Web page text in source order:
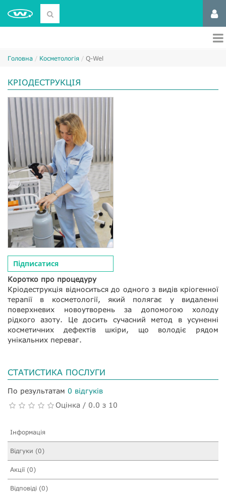
Головна Косметологія Q-Wel
КРІОДЕСТРУКЦІЯ
Підписатися
Коротко про процедуру
Кріодеструкція відноситься до одного з видів кріогенної
терапії в косметології, який полягає у видаленні
поверхневих новоутворень за допомогою холоду
рідкого азоту. Це досить сучасний метод в усуненні
косметичних дефектів шкіри, що володіє рядом
унікальних переваг.
СТАТИСТИКА ПОСЛУГИ
По результатам 0 відгуків
Оцінка / 0.0 з 10
Інформація
Відгуки (0)
Акції (0)
Відповіді (0)